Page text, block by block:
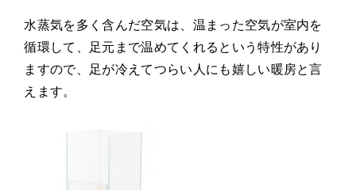
水蒸気を多く含んだ空気は、温まった空気が室内を
循環して、足元まで温めてくれるという特性があり
ますので、足が冷えてつらい人にも嬉しい暖房と言
えます。